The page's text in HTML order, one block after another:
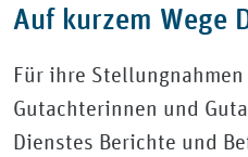
Auf kurzem Wege
Für ihre
Gutachterinnen und
Dienstes Berichte und